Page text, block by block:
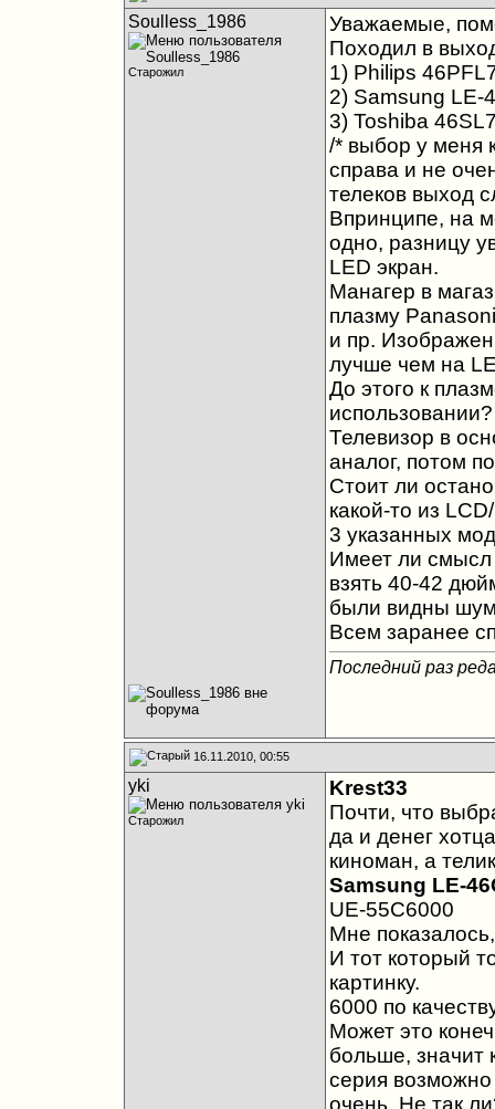
Soulless_1986
Старожил
Уважаемые,
Походил в
1) Philips
2) Samsung LE-
3) Toshiba
/* выбор у меня
справа и не
телеков выход
Впринципе, на
одно, разницу
LED экран.
Манагер в
плазму
и пр.
лучше чем на
До этого к
Телевизор в
аналог, потом
Стоит ли
какой-то из
3 указанных
Имеет ли
взять 40-42
были видны
Всем заранее
Последний раз
16.11.2010, 00:55
yki
Старожил
Krest33
Почти, что
да и денег
киноман, а
Samsung LE-
UE-55C6000
Мне
И тот который
картинку.
6000 по
Может это
больше, значит
серия
очень. Не так